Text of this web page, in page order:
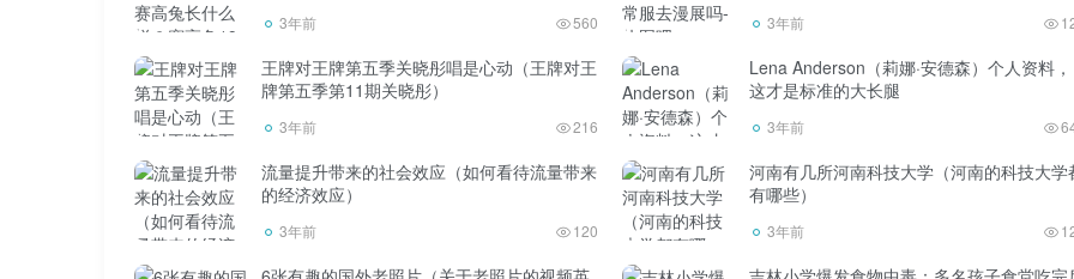
3年前 560 3年前
王牌对王牌第五季关晓彤唱是心动（王牌对王
牌第五季第11期关晓彤）
3年前 216
Lena Anderson（莉娜·安德森）个人资料，
这才是标准的大长腿
3年前
流量提升带来的社会效应（如何看待流量带来
的经济效应）
3年前 120
河南有几所河南科技大学（河南的科技大学
有哪些）
3年前